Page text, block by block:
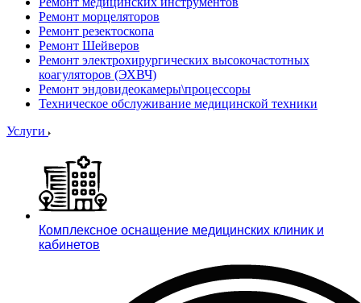
Ремонт морцеляторов
Ремонт резектоскопа
Ремонт Шейверов
Ремонт электрохирургических высокочастотных
коагуляторов (ЭХВЧ)
Ремонт эндовидеокамеры\процессоры
Техническое обслуживание медицинской техники
Услуги
Комплексное оснащение медицинских клиник и
кабинетов